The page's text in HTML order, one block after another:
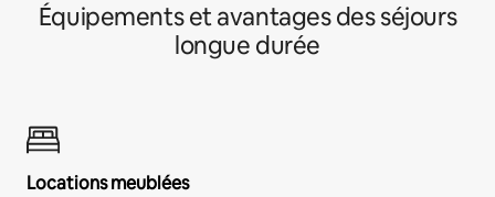
Équipements et avantages des séjours
longue durée
Locations meublées